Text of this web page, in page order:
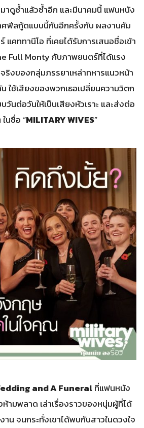
มาดูซ้ำแล้วซ้ำอีก และมีนาคมนี้ แฟนหนัง
ศฟีลกู้ดแบบนี้กันอีกครั้งกับ ผลงานคัม
แคททานีโอ ที่เคยได้รับการเสนอชื่อเข้า
Full Monty กับภาพยนตร์ที่ได้แรง
ริงของกลุ่มภรรยาเหล่าทหารแนวหน้า
ใช้เสียงของพวกเธอเปลี่ยนความวิตก
นต่อวันให้เป็นเสียงหัวเราะ และส่งต่อ
นชื่อ “MILITARY WIVES”
and A Funeralที่แฟนหนัง
ามพลาด เล่าเรื่องราวของหนุ่มผู้ที่ได้
น จนกระทั่งเขาได้พบกับสาวในดวงใจ